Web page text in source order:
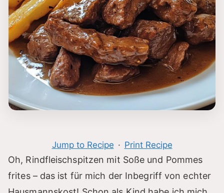
Jump to Recipe · Print Recipe
Oh, Rindfleischspitzen mit Soße und Pommes
frites – das ist für mich der Inbegriff von echter